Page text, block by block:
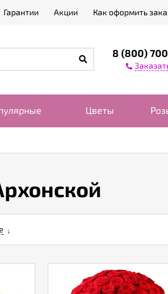
Гарантии Акции Как оформить
8 (800)
Цветы